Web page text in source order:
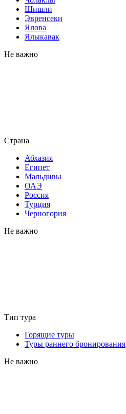
Шишли
Эвренсеки
Ялова
Ялыкавак
Не важно
Страна
Абхазия
Египет
Мальдивы
ОАЭ
Россия
Турция
Черногория
Не важно
Тип тура
Горящие туры
Туры раннего бронирования
Не важно